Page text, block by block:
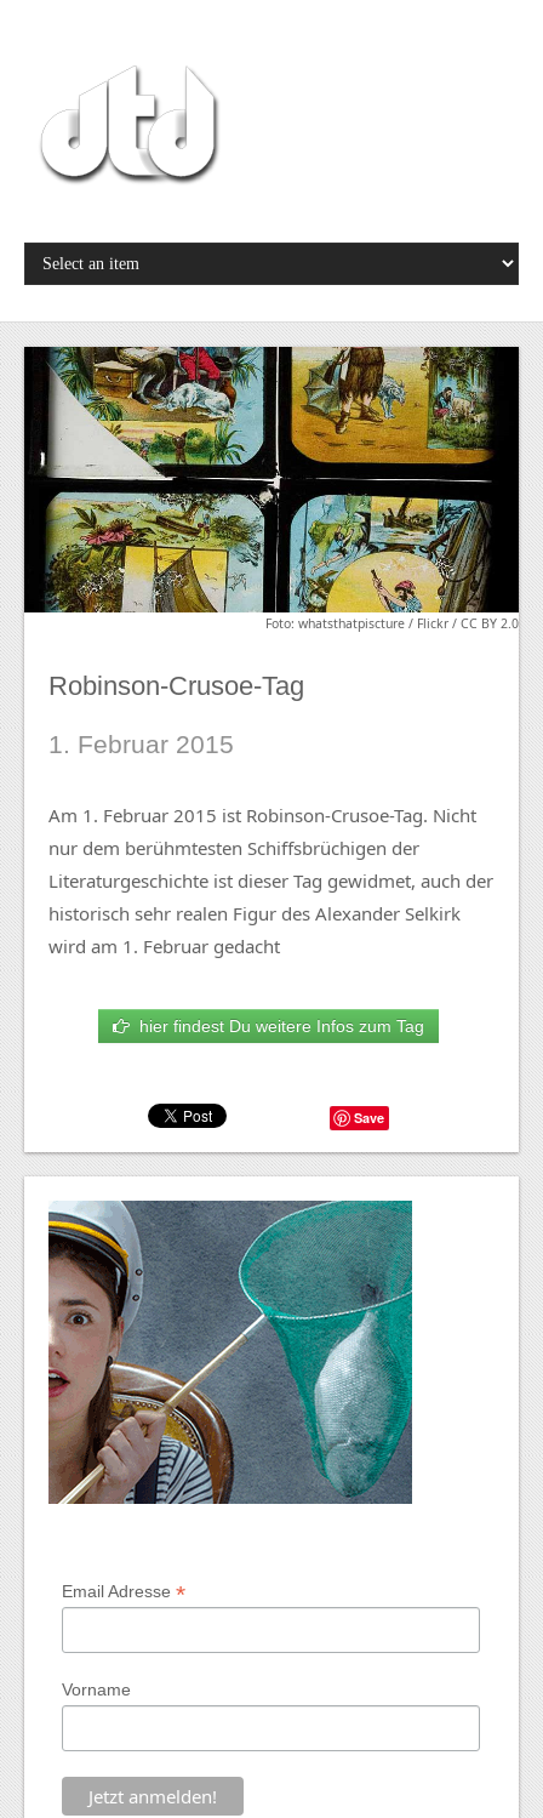
Foto: whatsthatpiscture / Flickr / CC BY 2.0
Robinson-Crusoe-Tag
1. Februar 2015
Am 1. Februar 2015 ist Robinson-Crusoe-Tag. Nicht
nur dem berühmtesten Schiffsbrüchigen der
Literaturgeschichte ist dieser Tag gewidmet, auch der
historisch sehr realen Figur des Alexander Selkirk
wird am 1. Februar gedacht
hier findest Du weitere Infos zum Tag
Save
Email Adresse*
Vorname